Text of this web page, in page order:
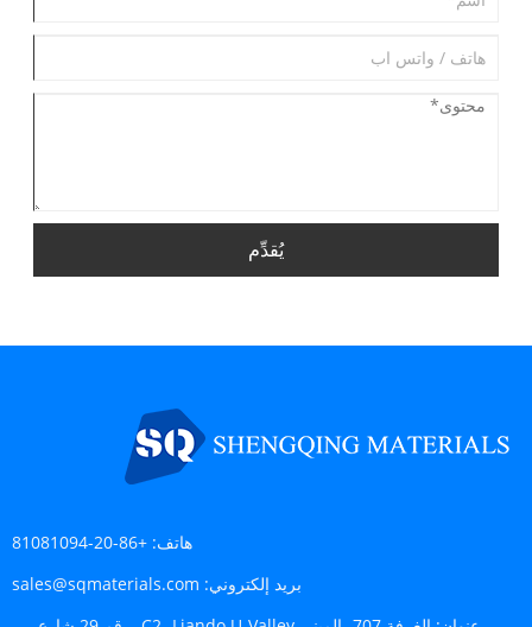
يُقدِّم
هاتف: +86-20-81081094
بريد إلكتروني: sales@sqmaterials.com